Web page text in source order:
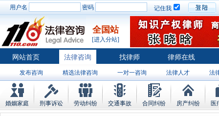
用户名 密码 记住我
全国站
[进入分站]
网站首页 法律咨询 找律师 律师在线
发布咨询 精选法律咨询 一对一咨询 法律人才 法
律师排行
婚姻家庭 刑事诉讼 劳动纠纷 交通事故 合同纠纷 房产纠纷 医